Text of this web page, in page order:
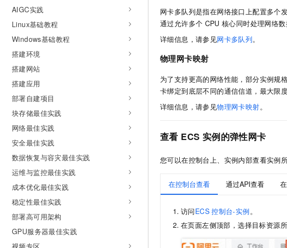
AIGC实践
Linux基础教程
Windows基础教程
搭建环境
搭建网站
搭建应用
部署自建项目
块存储最佳实践
网络最佳实践
安全最佳实践
数据恢复与容灾最佳实践
运维与监控最佳实践
成本优化最佳实践
稳定性最佳实践
部署高可用架构
GPU服务器最佳实践
视频专区
网卡多队列是指在网络接口上配置多个
通过允许多个 CPU 核心同时处理网络
详细信息，请参见网卡多队列。
物理网卡映射
为了支持更高的网络性能，部分实例规
卡绑定到底层不同的通信信道，最大限
详细信息，请参见物理网卡映射。
查看 ECS 实例的弹性网卡
您可以在控制台上、实例内部查看实例
在控制台查看 通过API查看
访问ECS 控制台-实例 。
在页面左侧顶部，选择目标资源